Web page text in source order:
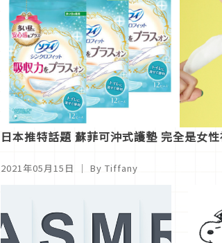
日本推特話題 蘇菲可沖式護墊 完全是女性
2021年05月15日 ｜ By Tiffany